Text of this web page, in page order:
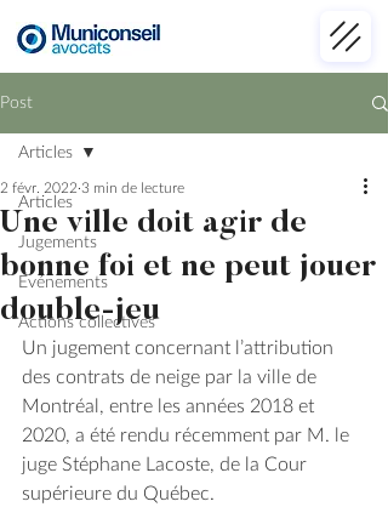
Post
Articles
Jugements
Événements
Actions collectives
Articles
Une ville doit agir de
bonne foi et ne peut jouer
double-jeu
2 févr. 2022 3 min de lecture
Un jugement concernant l’attribution
des contrats de neige par la ville de
Montréal, entre les années 2018 et
2020, a été rendu récemment par M. le
juge Stéphane Lacoste, de la Cour
supérieure du Québec.